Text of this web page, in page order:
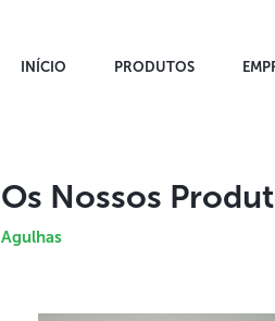
INÍCIO PRODUTOS
Os Nossos
Agulhas